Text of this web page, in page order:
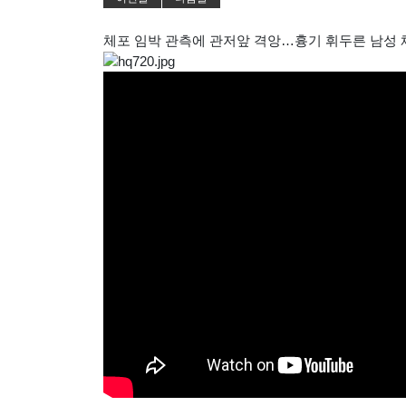
체포 임박 관측에 관저앞 격앙…흉기 휘두른 남성